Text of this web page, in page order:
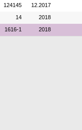
124145 12.2017
14 2018
1616-1 2018